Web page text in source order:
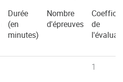
Durée
(en
minutes)
Nombre
d'épreuves
de
1